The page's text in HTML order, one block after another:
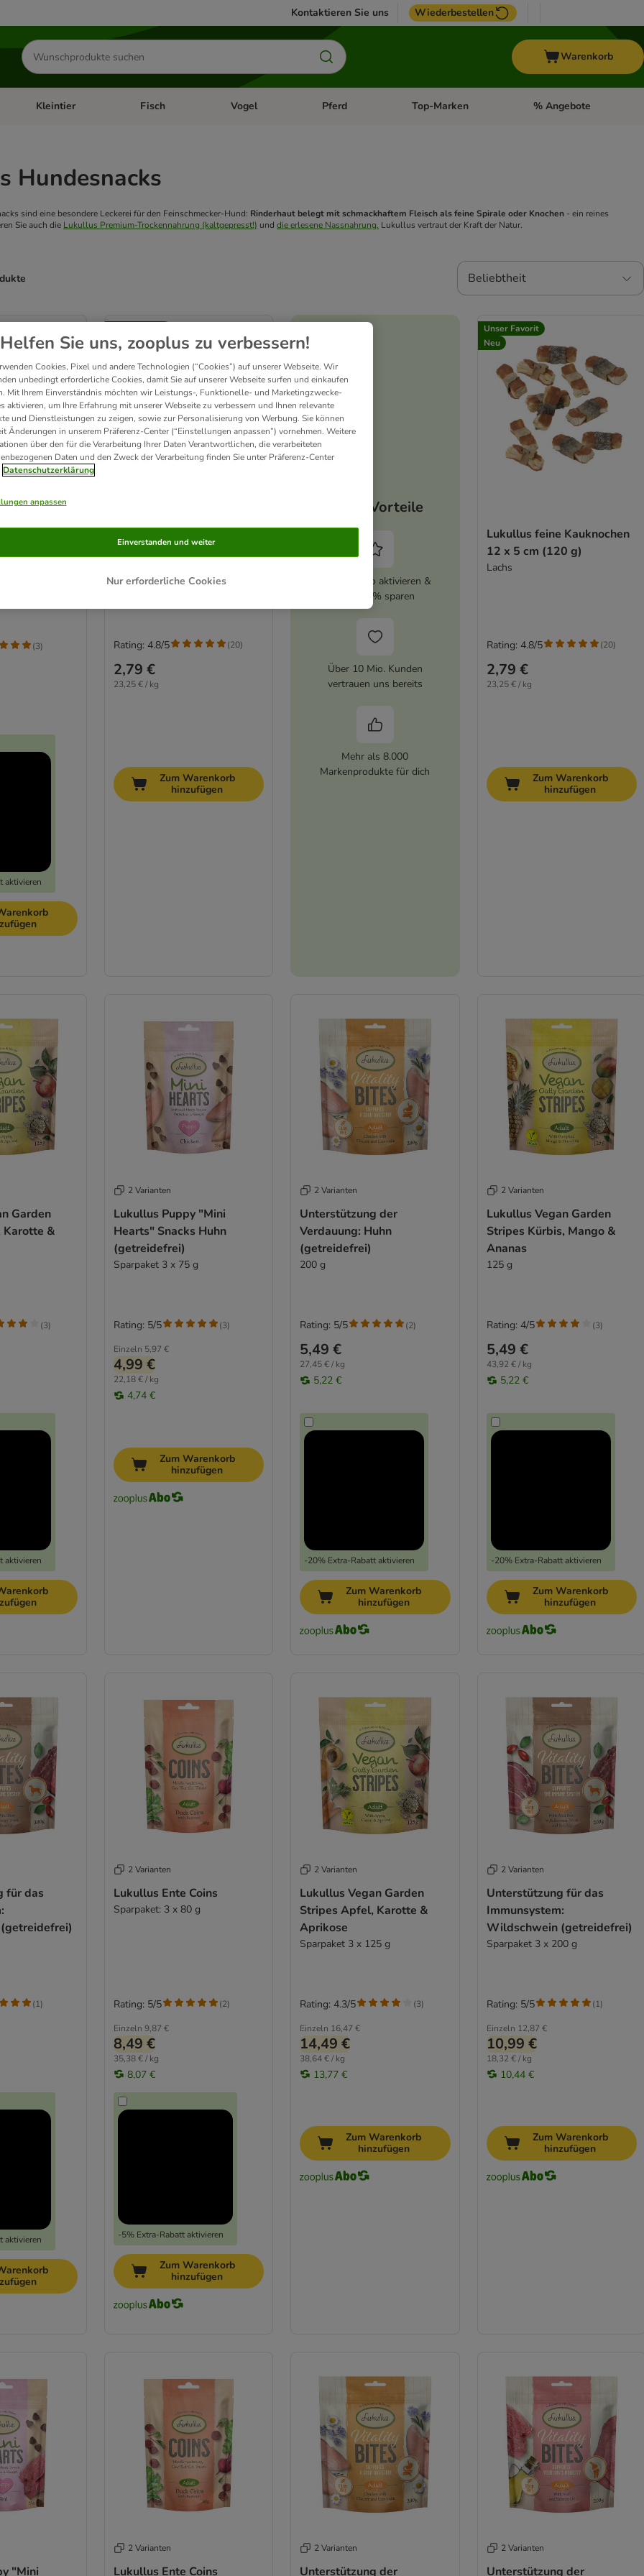
Kontaktieren Sie uns Wiederbestellen
Produkte
suchen
Warenkorb
& Zubehör
Kategorie-Menü öffnen: Hundefutter & Zubehör
Kleintier Kategorie-Menü öffnen: Kleintier
Fisch Kategorie-Menü öffnen: Fisch
Vogel Kategorie-Menü öffnen: Vogel
Pferd Kategorie-Menü öffnen: Pferd
Top-Marken Kategorie-Menü öffnen:
% Angebote
Hundesnacks
sind eine besondere Leckerei für den Feinschmecker-Hund: Rinderhaut belegt mit schmackhaftem Fleisch als feine Spirale oder Knochen - ein reines
Sie auch die Lukullus Premium-Trockennahrung (kaltgepresst!) und die erlesene Nassnahrung. Lukullus vertraut der Kraft der Natur.
Beliebtheit
"Mini
Huhn
aktivieren
(3)
Neu
2,79 €
23,25 € / kg
Rating: 4.8/5 (20)
Zum Warenkorb
hinzufügen
Deine Vorteile
zooplus Abo aktivieren &
immer 5% sparen
Über 10 Mio. Kunden
vertrauen uns bereits
Mehr als 8.000
Markenprodukte für dich
Unser Favorit
Neu
Lukullus feine Kauknochen
12 x 5 cm (120 g)
Lachs
2,79 €
23,25 € / kg
Rating: 4.8/5 (20)
Zum Warenkorb
hinzufügen
Garden
&
aktivieren
(3)
2 Varianten
Lukullus Puppy "Mini
Hearts" Snacks Huhn
(getreidefrei)
Sparpaket 3 x 75 g
Einzeln 5,97 €
4,99 €
22,18 € / kg
4,74 €
Rating: 5/5 (3)
Zum Warenkorb
hinzufügen
2 Varianten
Unterstützung der
Verdauung: Huhn
(getreidefrei)
200 g
5,49 €
27,45 € / kg
5,22 €
-20% Extra-Rabatt aktivieren
Rating: 5/5 (2)
Zum Warenkorb
hinzufügen
2 Varianten
Lukullus Vegan Garden
Stripes Kürbis, Mango &
Ananas
125 g
5,49 €
43,92 € / kg
5,22 €
-20% Extra-Rabatt aktivieren
Rating: 4/5 (3)
Zum Warenkorb
hinzufügen
für das
aktivieren
(1)
2 Varianten
Lukullus Ente Coins
Sparpaket: 3 x 80 g
Einzeln 9,87 €
8,49 €
35,38 € / kg
8,07 €
-5% Extra-Rabatt aktivieren
Rating: 5/5 (2)
Zum Warenkorb
hinzufügen
2 Varianten
Lukullus Vegan Garden
Stripes Apfel, Karotte &
Aprikose
Sparpaket 3 x 125 g
Einzeln 16,47 €
14,49 €
38,64 € / kg
13,77 €
Rating: 4.3/5 (3)
Zum Warenkorb
hinzufügen
2 Varianten
Unterstützung für das
Immunsystem:
Wildschwein (getreidefrei)
Sparpaket 3 x 200 g
Einzeln 12,87 €
10,99 €
18,32 € / kg
10,44 €
Rating: 5/5 (1)
Zum Warenkorb
hinzufügen
"Mini
2 Varianten
Lukullus Ente Coins
2 Varianten
Unterstützung der
2 Varianten
Unterstützung der
Helfen Sie uns, zooplus zu verbessern!
Cookies, Pixel und andere Technologien (“Cookies”) auf unserer Webseite. Wir
unbedingt erforderliche Cookies, damit Sie auf unserer Webseite surfen und einkaufen
Mit Ihrem Einverständnis möchten wir Leistungs-, Funktionelle- und Marketingzwecke-
aktivieren, um Ihre Erfahrung mit unserer Webseite zu verbessern und Ihnen relevante
und Dienstleistungen zu zeigen, sowie zur Personalisierung von Werbung. Sie können
Änderungen in unserem Präferenz-Center (“Einstellungen anpassen”) vornehmen. Weitere
über den für die Verarbeitung Ihrer Daten Verantwortlichen, die verarbeiteten
Daten und den Zweck der Verarbeitung finden Sie unter Präferenz-Center
Datenschutzerklärung
anpassen
Nur erforderliche Cookies
Einverstanden und weiter